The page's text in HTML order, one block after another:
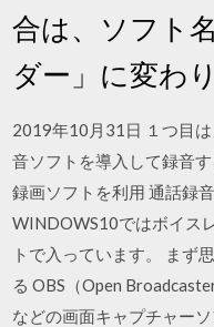
合は、ソフト
ダー」に変わ
2019年10月31日 １つ目
音ソフトを導入して録音
録画ソフトを利用 通話録
WINDOWS10ではボイス
トで入っています。 まず
る OBS（Open
などの画面キャプチャー